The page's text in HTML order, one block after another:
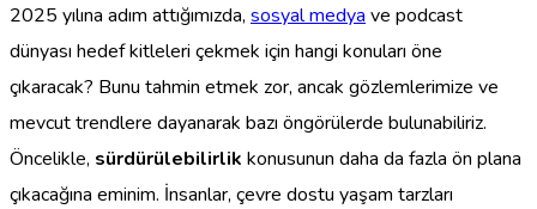
2025 yılına adım attığımızda, sosyal medya ve podcast
dünyası hedef kitleleri çekmek için hangi konuları öne
çıkaracak? Bunu tahmin etmek zor, ancak gözlemlerimize ve
mevcut trendlere dayanarak bazı öngörülerde bulunabiliriz.
Öncelikle, sürdürülebilirlik konusunun daha da fazla ön plana
çıkacağına eminim. İnsanlar, çevre dostu yaşam tarzları